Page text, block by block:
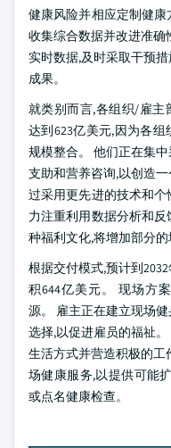
健康风险并相应定制健
收集综合数据并改进准确
实时数据,及时采取干预
成果。
就类别而言,各组织/雇主
达到623亿美元,因为各
规模整合。 他们正在集
支助和营养咨询,以创造
过采用更先进的技术和
力注重利用数据分析和
种福利文化,将增加部分的
根据交付模式,预计到
积644亿美元。 现场方
源。 雇主正在建立现场
选择,以促进雇员的福祉
生活方式并营造积极的工
场健康服务,以提供可能
或点名健康检查。